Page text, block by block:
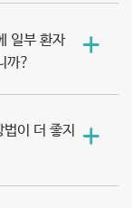
일부 환자
까?
+
이 더 좋지
+